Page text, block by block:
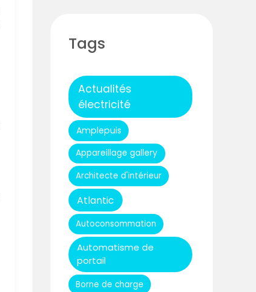
Tags
Actualités
électricité
Amplepuis
Appareillage gallery
Architecte d'intérieur
Atlantic
Autoconsommation
Automatisme de
portail
Borne de charge